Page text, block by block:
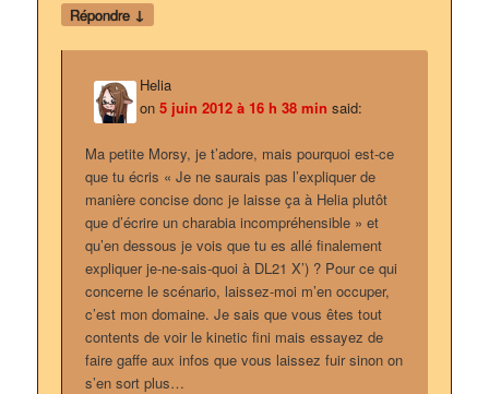
Répondre ↓
Helia
on5 juin 2012 à 16 h 38 min said:
Ma petite Morsy, je t’adore, mais pourquoi est-ce
que tu écris « Je ne saurais pas l’expliquer de
manière concise donc je laisse ça à Helia plutôt
que d’écrire un charabia incompréhensible » et
qu’en dessous je vois que tu es allé finalement
expliquer je-ne-sais-quoi à DL21 X’) ? Pour ce qui
concerne le scénario, laissez-moi m’en occuper,
c’est mon domaine. Je sais que vous êtes tout
contents de voir le kinetic fini mais essayez de
faire gaffe aux infos que vous laissez fuir sinon on
s’en sort plus…